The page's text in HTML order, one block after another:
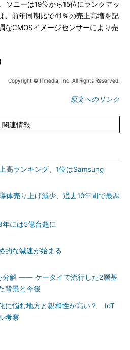
ソニーは19位から15位にランクアッ
、前年同期比で41％の売上高増を記
なCMOSイメージセンサーにより売
Copyright © ITmedia, Inc. All Rights Reserved.
原文へのリンク
関連情報
高ランキング、1位はSamsung
体売り上げ減少、過去10年間で最悪
には5億台超に
的な減速が始まる
分解 ―― ケータイで流行した2層基
背景と今後
に悩む地方と親和性が高い？ IoT
考察